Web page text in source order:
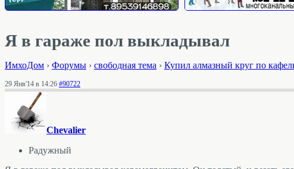
Я в гараже пол выкладывал
ИмхоДом › Форумы › свободная тема › Купил алмазный круг по
29 Янв'14 в 14:26 #90722
Chevalier
Радужный